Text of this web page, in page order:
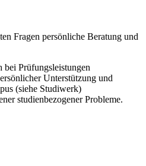
Fragen persönliche Beratung und
bei Prüfungsleistungen
Unterstützung und
(siehe Studiwerk)
studienbezogener Probleme.